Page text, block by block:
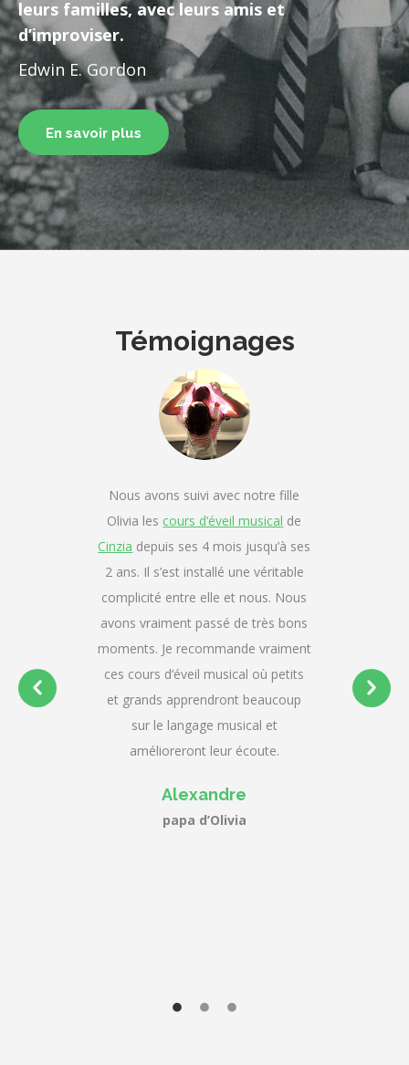
leurs familles, avec leurs amis et
d’improviser.
Edwin E. Gordon
En savoir plus
Témoignages
Nous avons suivi avec notre fille
Olivia les cours d’éveil musical de
Cinzia depuis ses 4 mois jusqu’à ses
2 ans. Il s’est installé une véritable
complicité entre elle et nous. Nous
avons vraiment passé de très bons
moments. Je recommande vraiment
ces cours d’éveil musical où petits
et grands apprendront beaucoup
sur le langage musical et
amélioreront leur écoute.
Alexandre
papa d’Olivia